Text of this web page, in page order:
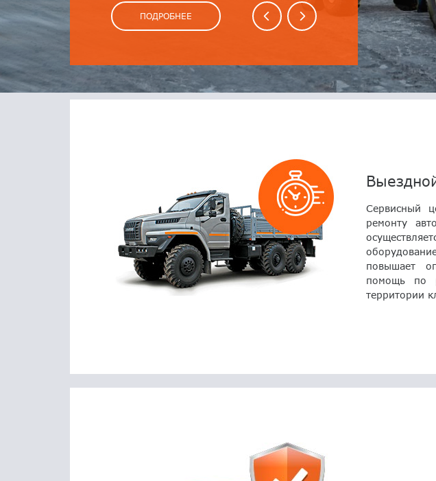
ПОДРОБНЕЕ
Сервисный
ремонту
повышает
помощь по
территории